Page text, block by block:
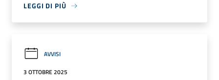
LEGGI DI PIÙ
AVVISI
3 OTTOBRE 2025